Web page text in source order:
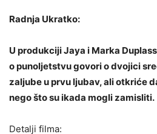
Radnja Ukratko:
U produkciji Jaya i Marka
o punoljetstvu govori o dvojici
zaljube u prvu ljubav, ali otkriće
nego što su ikada mogli zamisliti.
Detalji filma: